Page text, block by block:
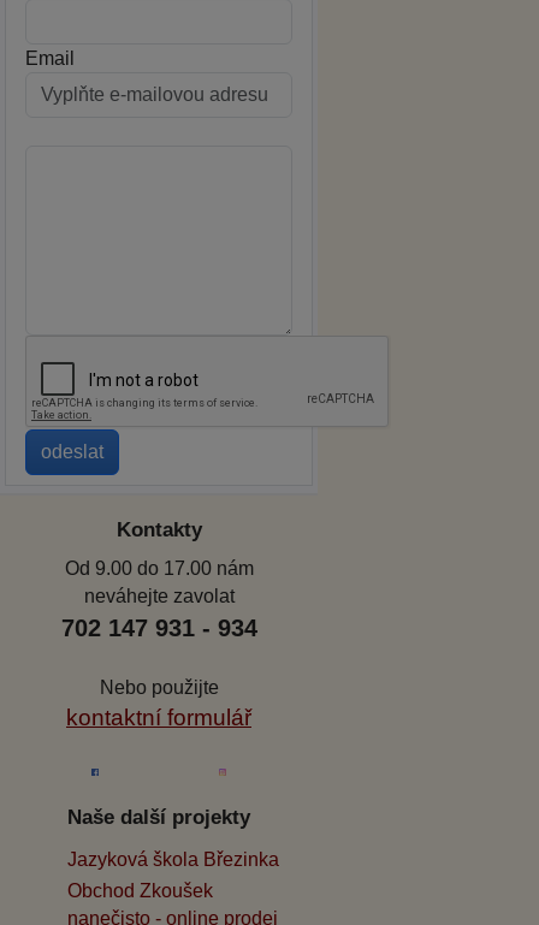
Email
Kontakty
Od 9.00 do 17.00 nám
neváhejte zavolat
702 147 931 - 934
Nebo použijte
kontaktní formulář
Naše další projekty
Jazyková škola Březinka
Obchod Zkoušek
nanečisto - online prodej